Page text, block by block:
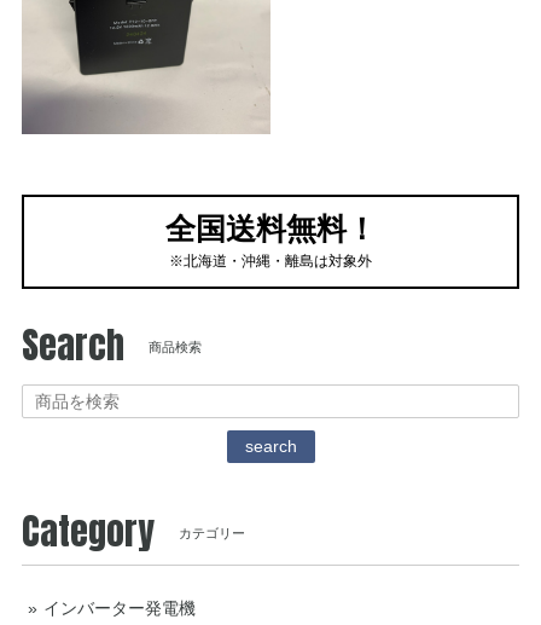
全国送料無料！
※北海道・沖縄・離島は対象外
Search 商品検索
search
Category カテゴリー
インバーター発電機